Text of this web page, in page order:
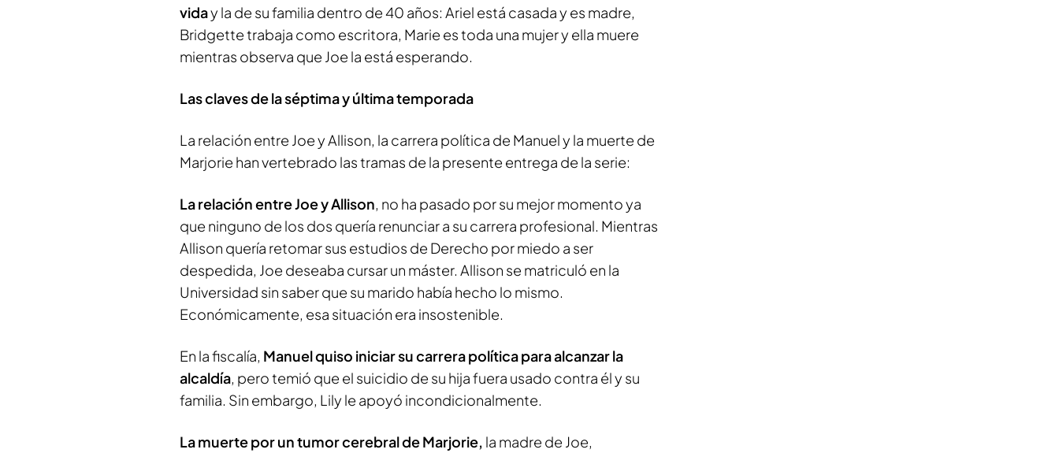
viday la de su familia dentro de 40 años: Ariel está casada y es madre,
Bridgette trabaja como escritora, Marie es toda una mujer y ella muere
mientras observa que Joe la está esperando.
Las claves de la séptima y última temporada
La relación entre Joe y Allison, la carrera política de Manuel y la muerte de
Marjorie han vertebrado las tramas de la presente entrega de la serie:
La relación entre Joe y Allison, no ha pasado por su mejor momento ya
que ninguno de los dos quería renunciar a su carrera profesional. Mientras
Allison quería retomar sus estudios de Derecho por miedo a ser
despedida, Joe deseaba cursar un máster. Allison se matriculó en la
Universidad sin saber que su marido había hecho lo mismo.
Económicamente, esa situación era insostenible.
En la fiscalía, Manuel quiso iniciar su carrera política para alcanzar la
alcaldía, pero temió que el suicidio de su hija fuera usado contra él y su
familia. Sin embargo, Lily le apoyó incondicionalmente.
La muerte por un tumor cerebral de Marjorie, la madre de Joe,